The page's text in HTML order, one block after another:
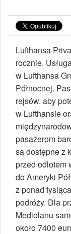
Lufthansa
rocznie.
w Lufthansa
Północnej.
rejsów, aby
w Lufthansie
pasażerom
są dostępne z
przed odlotem
do Ameryki
z ponad
podróży. Dla
Mediolanu
około 7400